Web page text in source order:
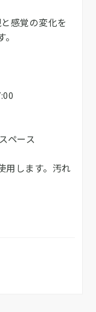
感覚の変化を
ペース
用します。汚れ